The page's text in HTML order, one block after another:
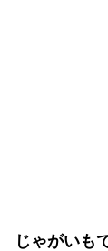
じゃがいも